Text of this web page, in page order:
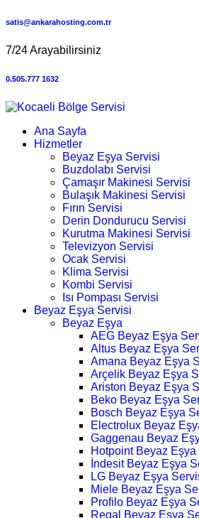
satis@ankarahosting.com.tr
7/24 Arayabilirsiniz
0.505.777 1632
Ana Sayfa
Hizmetler
Beyaz Eşya Servisi
Buzdolabı Servisi
Çamaşır Makinesi Servisi
Bulaşık Makinesi Servisi
Fırın Servisi
Derin Dondurucu Servisi
Kurutma Makinesi Servisi
Televizyon Servisi
Ocak Servisi
Klima Servisi
Kombi Servisi
Isı Pompası Servisi
Beyaz Eşya Servisi
Beyaz Eşya
AEG Beyaz Eşya
Altus Beyaz Eşya
Amana Beyaz Eşya
Arçelik Beyaz Eşya
Ariston Beyaz Eşya
Beko Beyaz Eşya
Bosch Beyaz Eşya
Electrolux Beyaz
Gaggenau Beyaz
Hotpoint Beyaz Eşya
İndesit Beyaz Eşya
LG Beyaz Eşya
Miele Beyaz Eşya
Profilo Beyaz Eşya
Regal Beyaz Eşya